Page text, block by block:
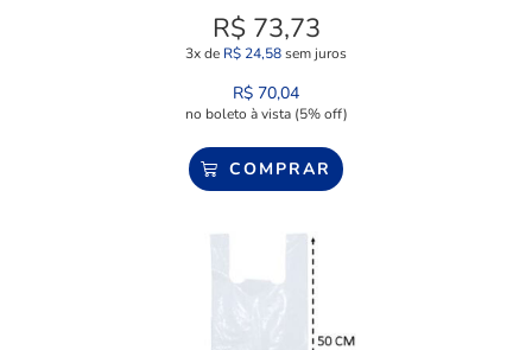
R$ 73,73
3x de R$ 24,58sem juros
R$ 70,04
no boleto à vista (5% off)
COMPRAR